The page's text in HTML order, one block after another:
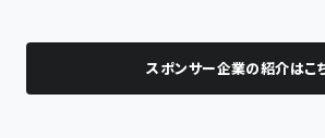
スポンサー企業の紹介はこ